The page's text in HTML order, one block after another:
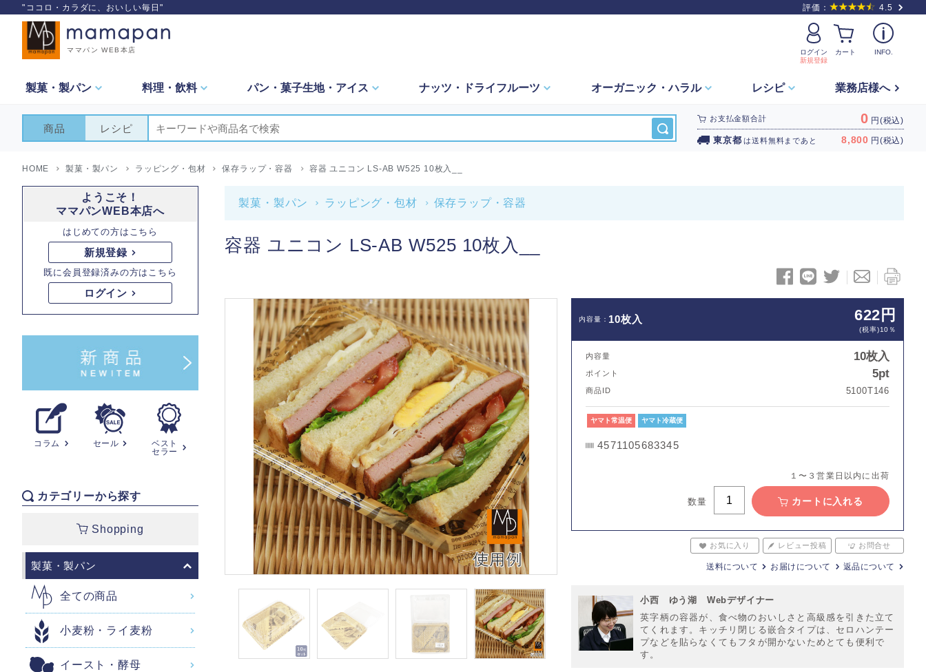
"ココロ・カラダに、おいしい毎日" 評価： 4.5
ママパン WEB本店
ログイン
新規登録
カート INFO.
製菓・ 製パン 料理・飲料 パン・菓子生地・ アイス ナッツ・ ドライフルーツ オーガニック・ハラル レシピ 業務店様へ
商品 レシピ
お支払金額合計 0 円(税込)
東京都 は送料無料まであと 8,800 円(税込)
HOME 製菓・製パン ラッピング・包材 保存ラップ・容器 容器 ユニコン LS-AB W525 10枚入__
製菓・製パン ラッピング・包材 保存ラップ・容器
容器 ユニコン LS-AB W525 10枚入__
10枚入 622円
(税率)10％
内容量 10枚入
ポイント 5pt
商品ID 5100T146
ヤマト常温便 ヤマト冷蔵便
4571105683345
１〜３営業日以内に出荷
数量 カートに入れる
お気に入り レビュー投稿 お問合せ
送料について お届けについて 返品について
小西 ゆう湖 Webデザイナー
英字柄の容器が、食べ物のおいしさと高級感を引きた立て
てくれます。キッチリ閉じる嵌合タイプは、セロハンテー
プなどを貼らなくてもフタが開かないためとても便利で
す。
ようこそ！
ママパンWEB本店へ
はじめての方はこちら
新規登録
既に会員登録済みの方はこちら
ログイン
コラム セール
ベスト
セラー
カテゴリーから探す
Shopping
製菓・製パン
全ての商品
小麦粉・ライ麦粉
イースト・酵母